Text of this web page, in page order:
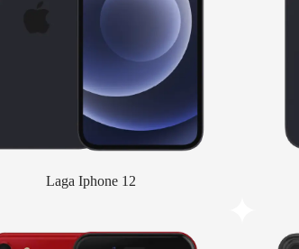
Laga Iphone 12